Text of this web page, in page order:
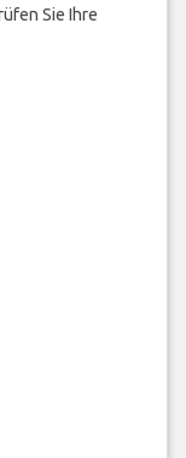
Sie Ihre